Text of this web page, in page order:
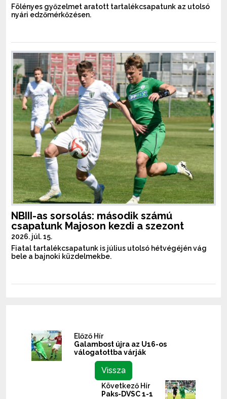
Fölényes győzelmet aratott tartalékcsapatunk az utolsó
nyári edzőmérkőzésen.
NBIII-as sorsolás: második számú
csapatunk Majoson kezdi a szezont
2026. júl. 15.
Fiatal tartalékcsapatunk is július utolsó hétvégéjén vág
bele a bajnoki küzdelmekbe.
Előző Hír
Galambost újra az U16-os
válogatottba várják
Vissza
Következő Hír
Paks-DVSC 1-1